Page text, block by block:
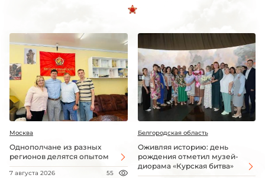
Москва
Однополчане из разных
регионов делятся опытом
7 августа 2026 55
Белгородская область
Оживляя историю: день
рождения отметил музей-
диорама «Курская битва»